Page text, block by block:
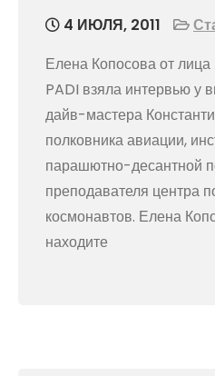
4 ИЮЛЯ, 2011
Елена Копосова от лица
PADI взяла интервью у
дайв-мастера
полковника авиации,
парашютно-десантной
преподавателя центра
космонавтов. Елена
находите